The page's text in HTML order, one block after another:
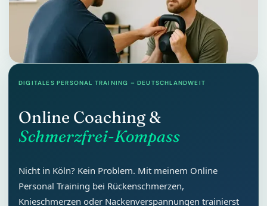
DIGITALES PERSONAL TRAINING – DEUTSCHLANDWEIT
Online Coaching &
Schmerzfrei-Kompass
Nicht in Köln? Kein Problem. Mit meinem Online
Personal Training bei Rückenschmerzen,
Knieschmerzen oder Nackenverspannungen trainierst